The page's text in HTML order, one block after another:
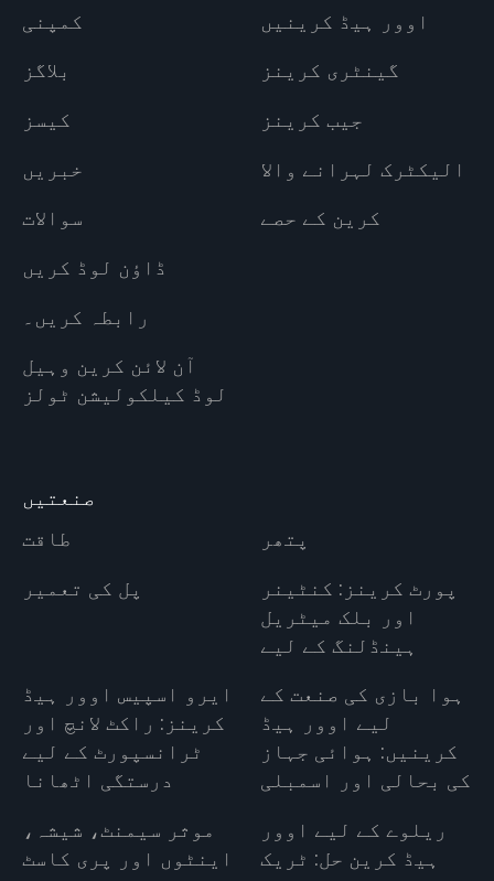
کمپنی
بلاگز
کیسز
خبریں
سوالات
ڈاؤن لوڈ کریں
رابطہ کریں۔
آن لائن کرین وہیل
لوڈ کیلکولیشن ٹولز
اوور ہیڈ کرینیں
گینٹری کرینز
جیب کرینز
الیکٹرک لہرانے والا
کرین کے حصے
صنعتیں
طاقت
پتھر
پل کی تعمیر
پورٹ کرینز: کنٹینر
اور بلک میٹریل
ہینڈلنگ کے لیے
ایرو اسپیس اوور ہیڈ
کرینز: راکٹ لانچ اور
ٹرانسپورٹ کے لیے
درستگی اٹھانا
ہوا بازی کی صنعت کے
لیے اوور ہیڈ
کرینیں: ہوائی جہاز
کی بحالی اور اسمبلی
موثر سیمنٹ، شیشہ،
اینٹوں اور پری کاسٹ
ریلوے کے لیے اوور
ہیڈ کرین حل: ٹریک